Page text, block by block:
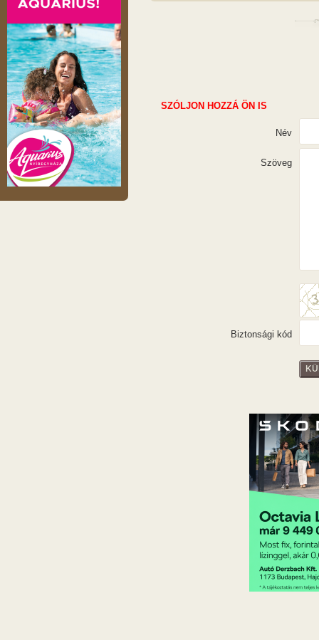
SZÓLJON HOZZÁ ÖN IS
Név
Szöveg
Biztonsági kód